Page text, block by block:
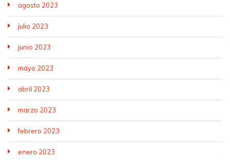
agosto 2023
julio 2023
junio 2023
mayo 2023
abril 2023
marzo 2023
febrero 2023
enero 2023